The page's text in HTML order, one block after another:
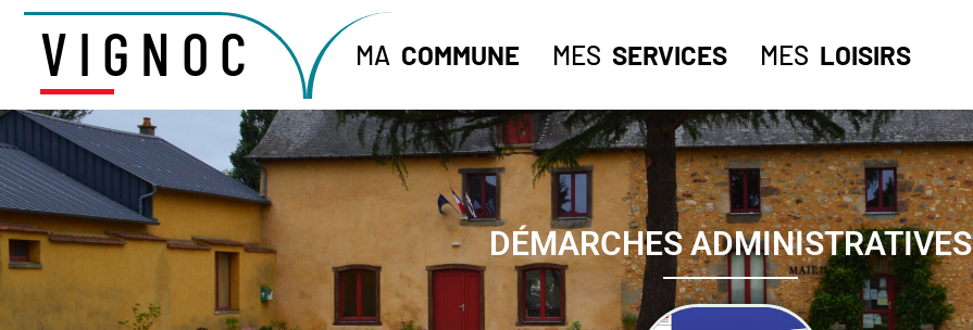
VIGNOC MA COMMUNE MES SERVICES MES LOISIRS
DÉMARCHES ADMINISTRATIVES